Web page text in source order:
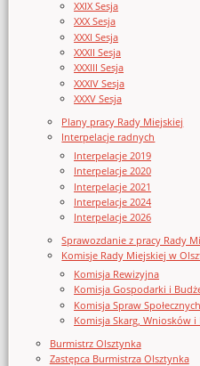
XXIX Sesja
XXX Sesja
XXXI Sesja
XXXII Sesja
XXXIII Sesja
XXXIV Sesja
XXXV Sesja
Plany pracy Rady Miejskiej
Interpelacje radnych
Interpelacje 2019
Interpelacje 2020
Interpelacje 2021
Interpelacje 2024
Interpelacje 2026
Sprawozdanie z pracy Rady
Komisje Rady Miejskiej w
Komisja Rewizyjna
Komisja Gospodarki i
Komisja Spraw Społecznych
Komisja Skarg, Wniosków i
Burmistrz Olsztynka
Zastępca Burmistrza Olsztynka